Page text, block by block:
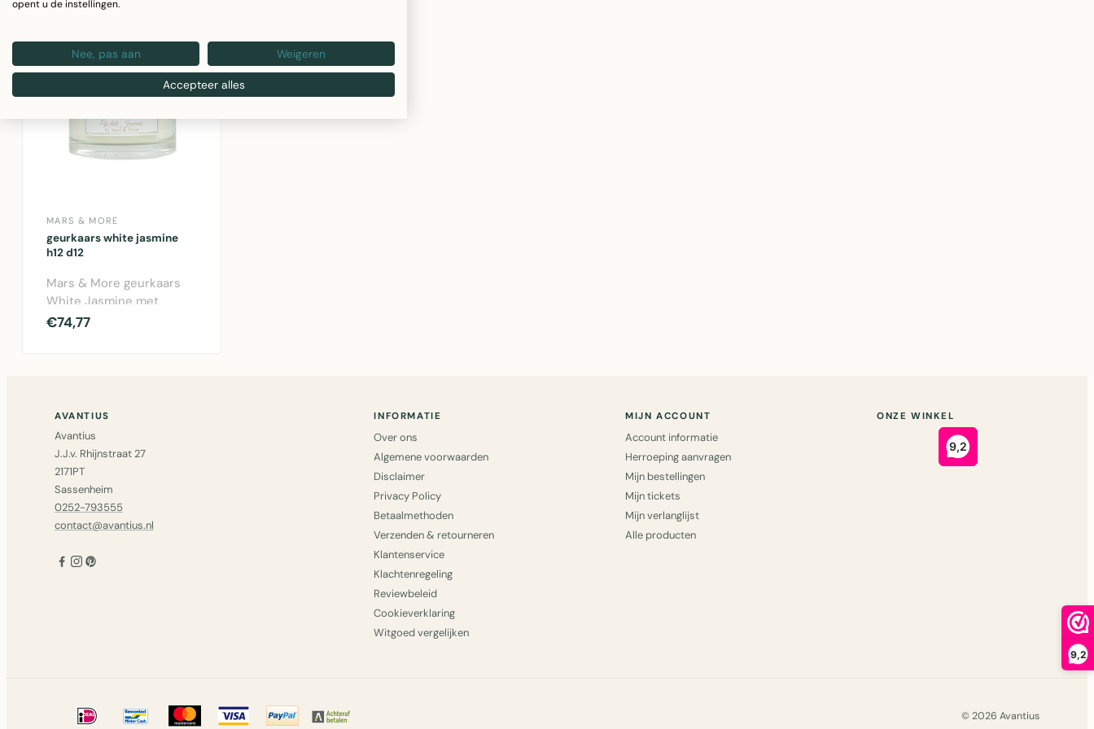
9,2
MARS & MORE
geurkaars white jasmine
h12 d12
Mars & More geurkaars
White Jasmine met
natuurlijk wax. Diameter
€74,77
AVANTIUS
Avantius
J.J.v. Rhijnstraat 27
2171PT
Sassenheim
0252-793555
contact@avantius.nl
INFORMATIE
Over ons
Algemene voorwaarden
Disclaimer
Privacy Policy
Betaalmethoden
Verzenden & retourneren
Klantenservice
Klachtenregeling
Reviewbeleid
Cookieverklaring
Witgoed vergelijken
MIJN ACCOUNT
Account informatie
Herroeping aanvragen
Mijn bestellingen
Mijn tickets
Mijn verlanglijst
Alle producten
ONZE WINKEL
© 2026 Avantius
opent u de instellingen.
Nee, pas aan Weigeren
Accepteer alles